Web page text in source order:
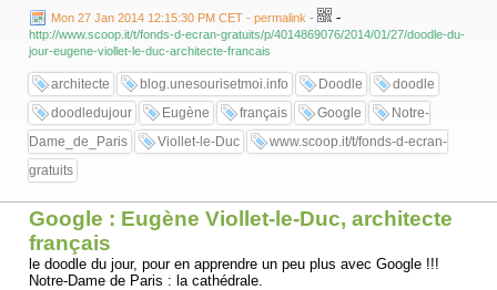
Mon 27 Jan 2014 12:15:30 PM CET - permalink - -
http://www.scoop.it/t/fonds-d-ecran-gratuits/p/4014869076/2014/01/27/doodle-du-
jour-eugene-viollet-le-duc-architecte-francais
architecte blog.unesourisetmoi.info Doodle
doodle
doodledujour
Eugène français Google
Notre-
Dame_de_Paris
Viollet-le-Duc
www.scoop.it/t/fonds-d-ecran-
gratuits
Google : Eugène Viollet-le-Duc, architecte
français
le doodle du jour, pour en apprendre un peu plus avec Google !!!
Notre-Dame de Paris : la cathédrale.